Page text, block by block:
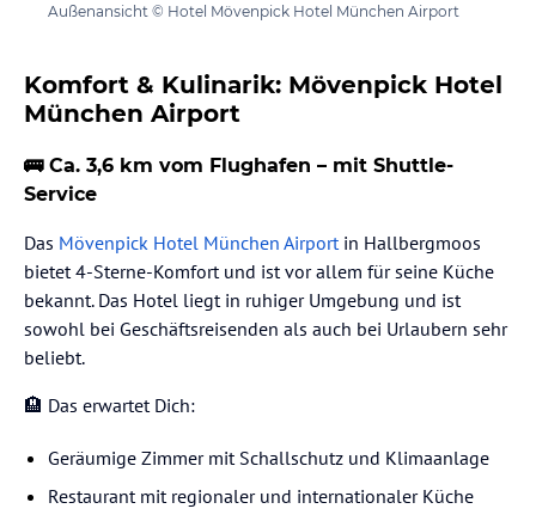
Außenansicht © Hotel Mövenpick Hotel München Airport
Komfort & Kulinarik: Mövenpick Hotel
München Airport
🚌 Ca. 3,6 km vom Flughafen – mit Shuttle-
Service
Das Mövenpick Hotel München Airportin Hallbergmoos
bietet 4-Sterne-Komfort und ist vor allem für seine Küche
bekannt. Das Hotel liegt in ruhiger Umgebung und ist
sowohl bei Geschäftsreisenden als auch bei Urlaubern sehr
beliebt.
🏨 Das erwartet Dich:
Geräumige Zimmer mit Schallschutz und Klimaanlage
Restaurant mit regionaler und internationaler Küche